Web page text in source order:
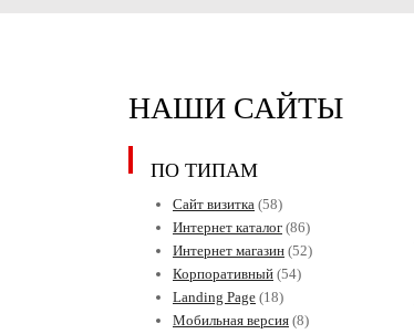
НАШИ САЙТЫ
ПО ТИПАМ
Сайт визитка (58)
Интернет каталог (86)
Интернет магазин (52)
Корпоративный (54)
Landing Page (18)
Мобильная версия (8)